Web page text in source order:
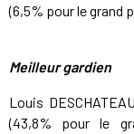
(6,5% pour le grand
Meilleur gardien
Louis
(43,8% pour le